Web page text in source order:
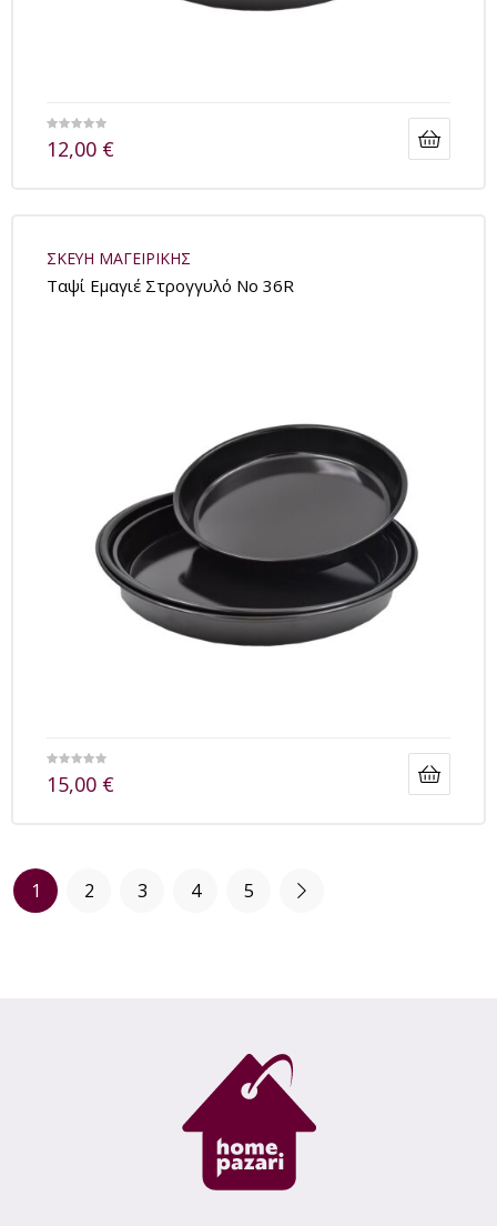
12,00 €
ΣΚΕΥΗ ΜΑΓΕΙΡΙΚΗΣ
Tαψί Εμαγιέ Στρογγυλό No 36R
15,00 €
1 2 3 4 5